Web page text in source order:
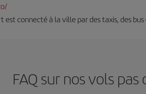
est connecté à la ville par des taxis, des
FAQ sur nos vols